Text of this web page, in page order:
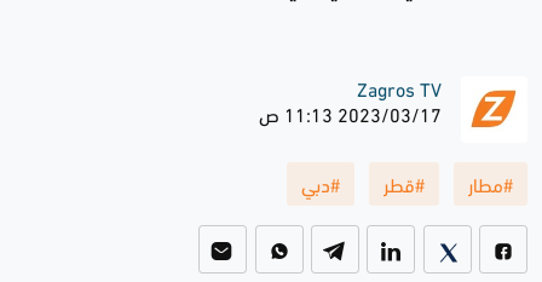
Zagros TV
2023/03/17 11:13 ص
#مطار #قطر #دبي